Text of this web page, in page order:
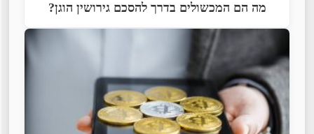
מה הם המכשולים בדרך להסכם גירושין הוגן?